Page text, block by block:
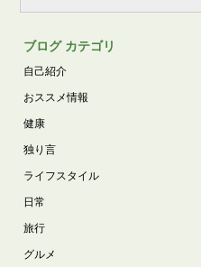
ブログ カテゴリ
自己紹介
おススメ情報
健康
独り言
ライフスタイル
日常
旅行
グルメ